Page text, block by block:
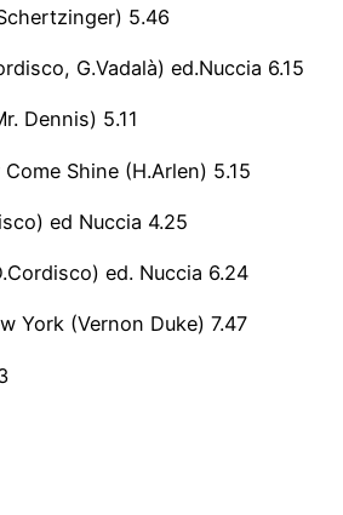
5.46
G.Vadalà) ed.Nuccia 6.15
Dennis) 5.11
Shine (H.Arlen) 5.15
ed Nuccia 4.25
ed. Nuccia 6.24
York (Vernon Duke) 7.47